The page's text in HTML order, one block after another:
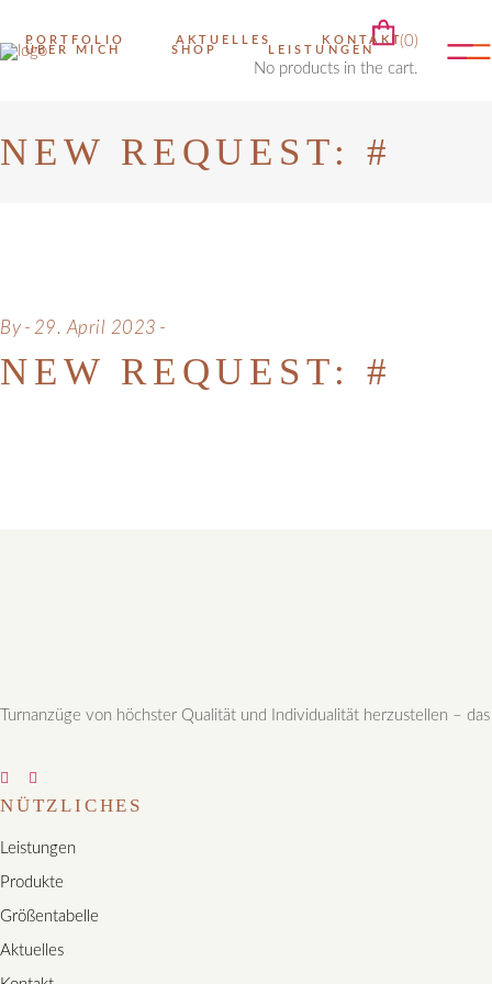
ÜBER MICH SHOP LEISTUNGEN
PORTFOLIO AKTUELLES KONTAKT
(0)
No products in the cart.
PORTFOLIO AKTUELLES KONTAKT
NEW REQUEST: #
By 29. April 2023
NEW REQUEST: #
Turnanzüge von höchster Qualität und Individualität herzustellen –
NÜTZLICHES
Leistungen
Produkte
Größentabelle
Aktuelles